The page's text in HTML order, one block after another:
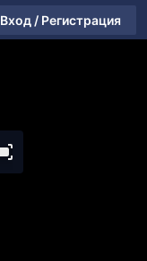
Вход / Регистрация